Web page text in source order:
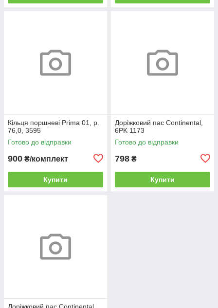
Кільця поршневі Prima 01, р.
76,0, 3595
Готово до відправки
900 ₴/комплект
Купити
Доріжковий пас Continental,
6PK 1173
Готово до відправки
798 ₴
Купити